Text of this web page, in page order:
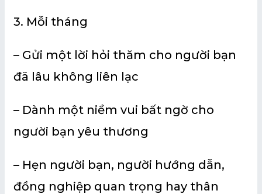
3. Mỗi tháng
– Gửi một lời hỏi thăm cho người bạn
đã lâu không liên lạc
– Dành một niềm vui bất ngờ cho
người bạn yêu thương
– Hẹn người bạn, người hướng dẫn,
đồng nghiệp quan trọng hay thân